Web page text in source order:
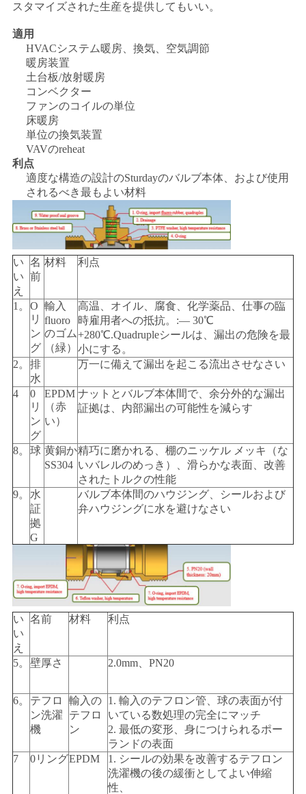
ス
求
し
な
さ
い
図
PRIVACY
POLICY
スタマイズされた生産を提供してもいい。
適用
HVACシステム暖房、換気、空気調節
暖房装置
土台板/放射暖房
コンベクター
ファンのコイルの単位
床暖房
単位の換気装置
VAVのreheat
利点
適度な構造の設計のSturdayのバルブ本体、および使用
されるべき最もよい材料
い
い
え
名
前
材料 利点
1。 O
リ
ン
グ
輸入
fluoro
のゴム
（緑）
高温、オイル、腐食、化学薬品、仕事の臨
時雇用者への抵抗。:— 30℃
+280℃.Quadrupleシールは、漏出の危険を最
小にする。
2。 排
水
万一に備えて漏出を起こる流出させなさい
4
0
リ
ン
グ
EPDM
（赤
い）
ナットとバルブ本体間で、余分外的な漏出
証拠は、内部漏出の可能性を減らす
8。 球 黄銅か
SS304
精巧に磨かれる、棚のニッケル メッキ（な
いバレルのめっき）、滑らかな表面、改善
されたトルクの性能
9。
水
証
拠
G
バルブ本体間のハウジング、シールおよび
弁ハウジングに水を避けなさい
い
い
え
名前 材料 利点
5。 壁厚さ 2.0mm、PN20
6。
テフロ
ン洗濯
機
輸入の
テフロ
ン
1. 輸入のテフロン管、球の表面が付
いている数処理の完全にマッチ
2. 最低の変形、身につけられるポー
ランドの表面
7
0リングEPDM
1. シールの効果を改善するテフロン
洗濯機の後の緩衝としてよい伸縮
性、